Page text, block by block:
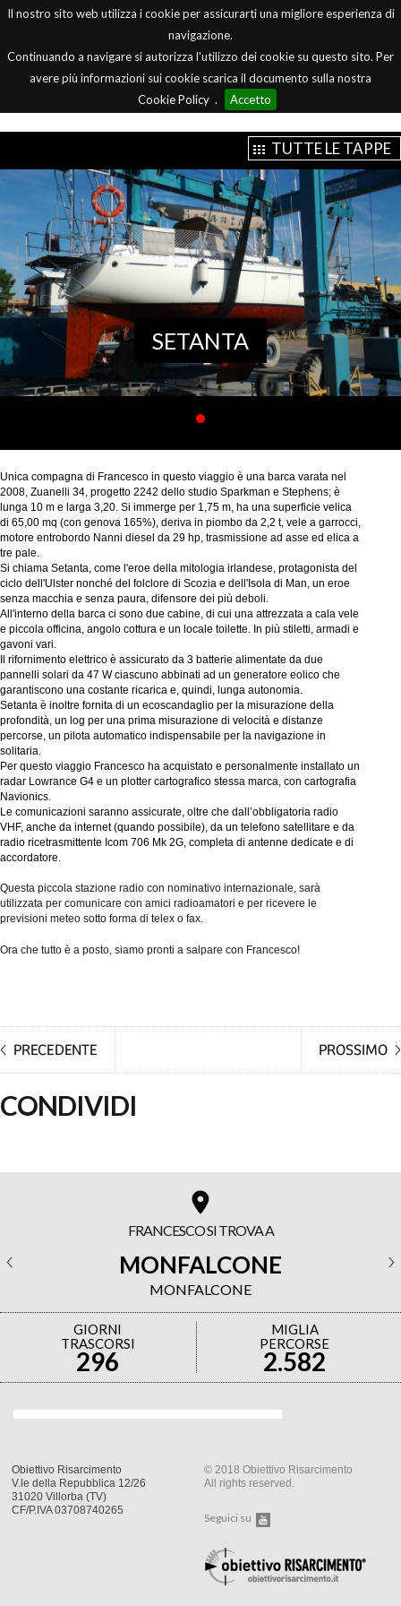
Il nostro sito web utilizza i cookie per assicurarti una migliore esperienza di
navigazione.
Continuando a navigare si autorizza l'utilizzo dei cookie su questo sito. Per
avere più informazioni sui cookie scarica il documento sulla nostra
Cookie Policy . Accetto
TUTTE LE TAPPE
SETANTA
Unica compagna di Francesco in questo viaggio è una barca varata nel
2008, Zuanelli 34, progetto 2242 dello studio Sparkman e Stephens; è
lunga 10 m e larga 3,20. Si immerge per 1,75 m, ha una superficie velica
di 65,00 mq (con genova 165%), deriva in piombo da 2,2 t, vele a garrocci,
motore entrobordo Nanni diesel da 29 hp, trasmissione ad asse ed elica a
tre pale.
Si chiama Setanta, come l'eroe della mitologia irlandese, protagonista del
ciclo dell'Ulster nonché del folclore di Scozia e dell'Isola di Man, un eroe
senza macchia e senza paura, difensore dei più deboli.
All'interno della barca ci sono due cabine, di cui una attrezzata a cala vele
e piccola officina, angolo cottura e un locale toilette. In più stiletti, armadi e
gavoni vari.
Il rifornimento elettrico è assicurato da 3 batterie alimentate da due
pannelli solari da 47 W ciascuno abbinati ad un generatore eolico che
garantiscono una costante ricarica e, quindi, lunga autonomia.
Setanta è inoltre fornita di un ecoscandaglio per la misurazione della
profondità, un log per una prima misurazione di velocità e distanze
percorse, un pilota automatico indispensabile per la navigazione in
solitaria.
Per questo viaggio Francesco ha acquistato e personalmente installato un
radar Lowrance G4 e un plotter cartografico stessa marca, con cartografia
Navionics.
Le comunicazioni saranno assicurate, oltre che dall’obbligatoria radio
VHF, anche da internet (quando possibile), da un telefono satellitare e da
radio ricetrasmittente Icom 706 Mk 2G, completa di antenne dedicate e di
accordatore.
Questa piccola stazione radio con nominativo internazionale, sarà
utilizzata per comunicare con amici radioamatori e per ricevere le
previsioni meteo sotto forma di telex o fax.
Ora che tutto è a posto, siamo pronti a salpare con Francesco!
CONDIVIDI
FRANCESCO SI TROVA A
MONFALCONE
MONFALCONE
GIORNI
TRASCORSI
296
MIGLIA
PERCORSE
2.582
Obiettivo Risarcimento
V.le della Repubblica 12/26
31020 Villorba (TV)
CF/P.IVA 03708740265
© 2018 Obiettivo Risarcimento
All rights reserved.
Seguici su